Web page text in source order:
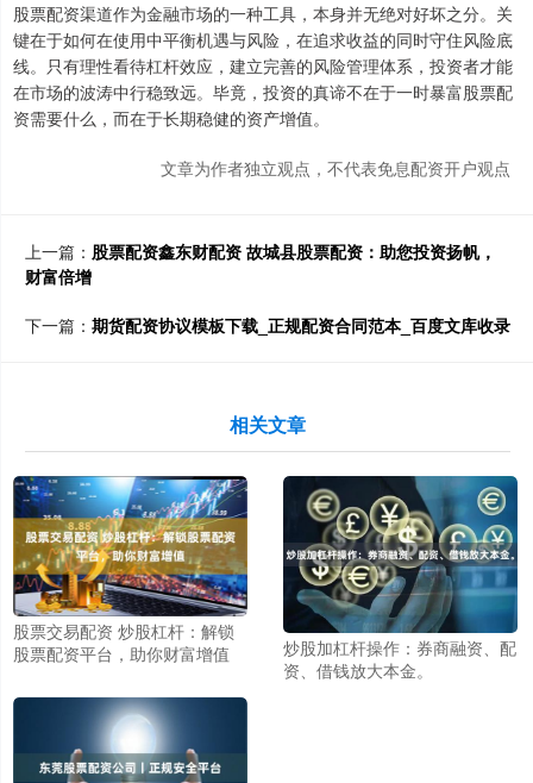
股票配资渠道作为金融市场的一种工具，本身并无绝对好坏之分。关
键在于如何在使用中平衡机遇与风险，在追求收益的同时守住风险底
线。只有理性看待杠杆效应，建立完善的风险管理体系，投资者才能
在市场的波涛中行稳致远。毕竟，投资的真谛不在于一时暴富股票配
资需要什么，而在于长期稳健的资产增值。
文章为作者独立观点，不代表免息配资开户观点
上一篇： 股票配资鑫东财配资 故城县股票配资：助您投资扬帆，
财富倍增
下一篇： 期货配资协议模板下载_正规配资合同范本_百度文库收录
相关文章
股票交易配资 炒股杠杆：解锁
股票配资平台，助你财富增值
炒股加杠杆操作：券商融资、配
资、借钱放大本金。